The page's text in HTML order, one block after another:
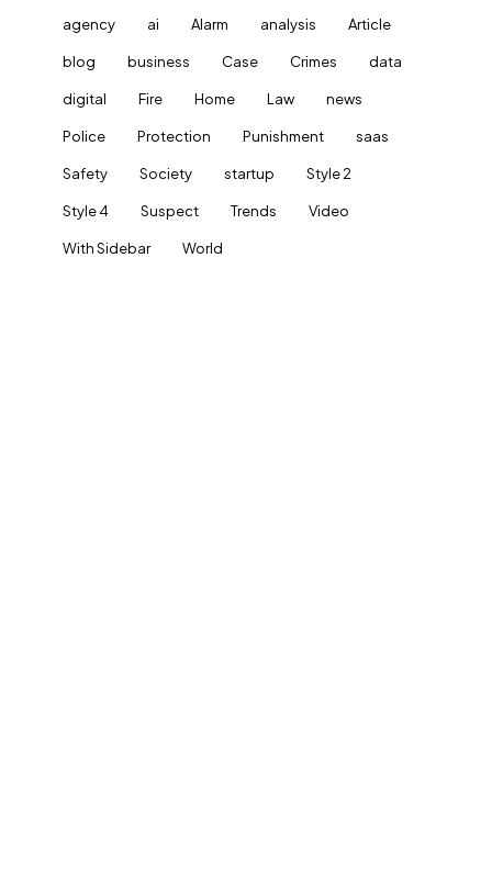
agency ai Alarm analysis Article
blog business Case Crimes data
digital Fire Home Law news
Police Protection Punishment saas
Safety Society startup Style 2
Style 4 Suspect Trends Video
With Sidebar World